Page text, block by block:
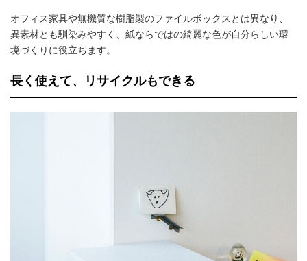
オフィス家具や無機質な樹脂製のファイルボックスとは異なり、
異素材とも馴染みやすく、紙ならではの綺麗な色が自分らしい環
境づくりに役立ちます。
長く使えて、リサイクルもできる